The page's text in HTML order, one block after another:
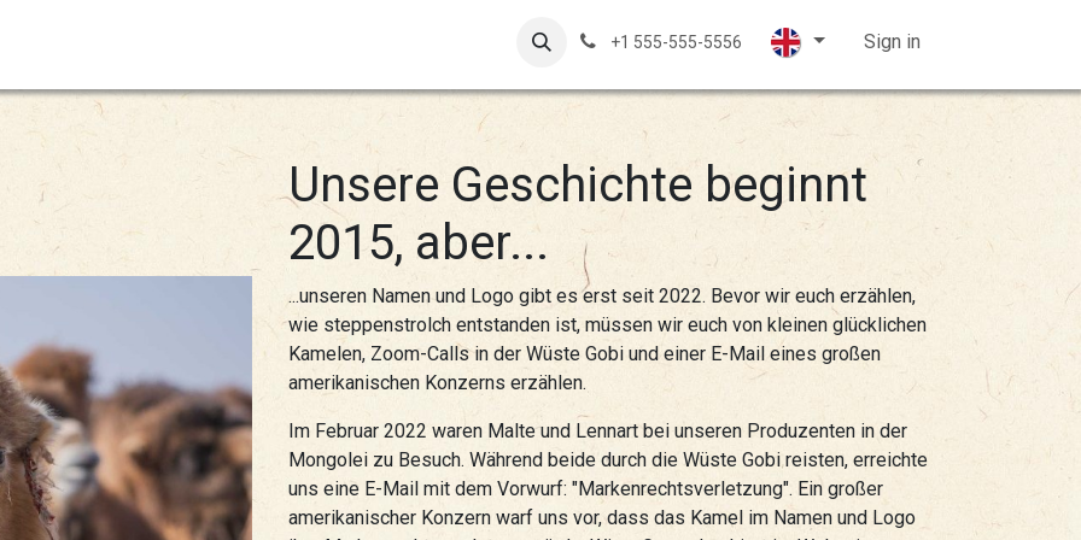
Sales displays Knitting Wool Contact Us
+1 555-555-5556 Sign in
Unsere Geschichte beginnt
2015, aber...
...unseren Namen und Logo gibt es erst seit 2022. Bevor wir euch erzählen,
wie steppenstrolch entstanden ist, müssen wir euch von kleinen glücklichen
Kamelen, Zoom-Calls in der Wüste Gobi und einer E-Mail eines großen
amerikanischen Konzerns erzählen.
Im Februar 2022 waren Malte und Lennart bei unseren Produzenten in der
Mongolei zu Besuch. Während beide durch die Wüste Gobi reisten, erreichte
uns eine E-Mail mit dem Vorwurf: "Markenrechtsverletzung". Ein großer
amerikanischer Konzern warf uns vor, dass das Kamel im Namen und Logo